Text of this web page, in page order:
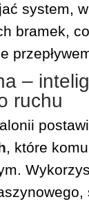
system,
bramek,
–
ruchu
, które